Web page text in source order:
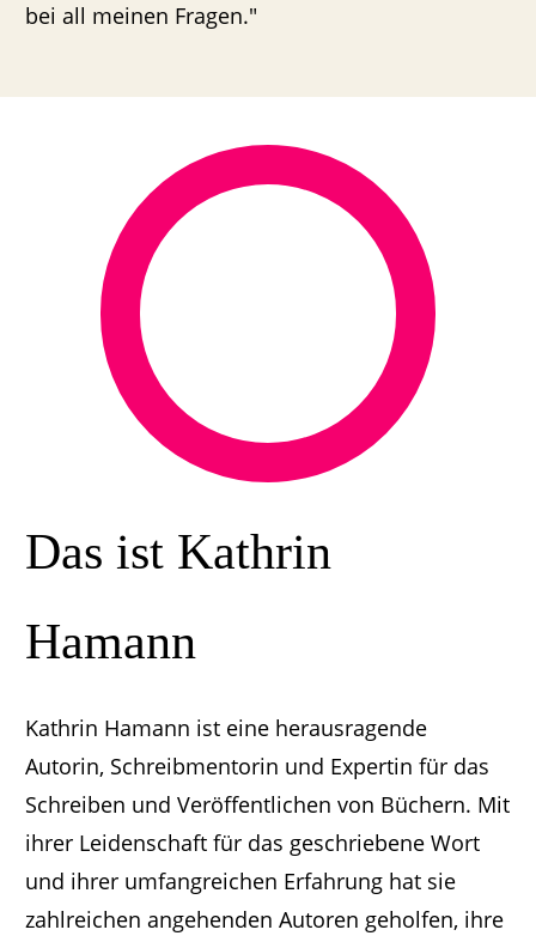
bei all meinen Fragen."
Das ist Kathrin
Hamann
Kathrin Hamann ist eine herausragende
Autorin, Schreibmentorin und Expertin für das
Schreiben und Veröffentlichen von Büchern. Mit
ihrer Leidenschaft für das geschriebene Wort
und ihrer umfangreichen Erfahrung hat sie
zahlreichen angehenden Autoren geholfen, ihre